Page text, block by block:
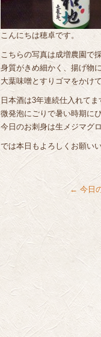
こんにちは穂卓です。
こちらの写真は成増農園で
身質がきめ細かく、揚げ物
大葉味噌とすりゴマをかけ
日本酒は3年連続仕入れて
微発泡にごりで暑い時期に
今日のお刺身は生メジマグ
では本日もよろしくお願い
← 今日